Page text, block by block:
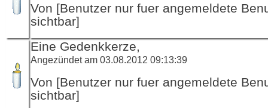
Von [Benutzer nur fuer angemeldete
sichtbar]
Eine Gedenkkerze,
Angezündet am 03.08.2012 09:13:39
Von [Benutzer nur fuer angemeldete
sichtbar]